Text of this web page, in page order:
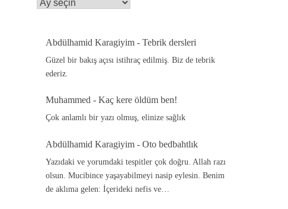
Abdülhamid Karagiyim - Tebrik dersleri
Güzel bir bakış açısı istihraç edilmiş. Biz de tebrik
ederiz.
Muhammed - Kaç kere öldüm ben!
Çok anlamlı bir yazı olmuş, elinize sağlık
Abdülhamid Karagiyim - Oto bedbahtlık
Yazıdaki ve yorumdaki tespitler çok doğru. Allah razı
olsun. Mucibince yaşayabilmeyi nasip eylesin. Benim
de aklıma gelen: İçerideki nefis ve…